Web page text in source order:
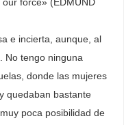
force» (EDMUND
e incierta, aunque, al
No tengo ninguna
donde las mujeres
quedaban bastante
poca posibilidad de